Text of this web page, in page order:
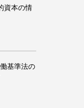
資本の情
基準法の